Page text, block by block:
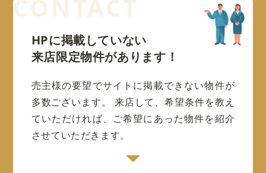
HPに掲載していない
来店限定物件があります！
売主様の要望でサイトに掲載できない物件が
多数ございます。
来店して、希望条件を教え
ていただければ、ご希望にあった物件を紹介
させていただきます。